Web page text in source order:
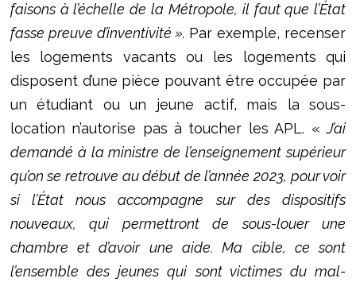
faisons à l’échelle de la Métropole, il faut que l’État
fasse preuve d’inventivité ». Par exemple, recenser
les logements vacants ou les logements qui
disposent d’une pièce pouvant être occupée par
un étudiant ou un jeune actif, mais la sous-
location n’autorise pas à toucher les APL. «J’ai
demandé à la ministre de l’enseignement supérieur
qu’on se retrouve au début de l’année 2023, pour voir
si l’État nous accompagne sur des dispositifs
nouveaux, qui permettront de sous-louer une
chambre et d’avoir une aide. Ma cible, ce sont
l’ensemble des jeunes qui sont victimes du mal-